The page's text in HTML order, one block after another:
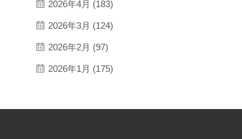
2026年4月 (183)
2026年3月 (124)
2026年2月 (97)
2026年1月 (175)